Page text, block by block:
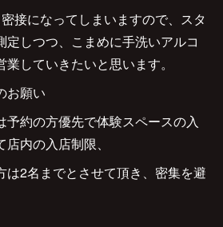
接になってしまいますので、スタ
定しつつ、こまめに手洗いアルコ
していきたいと思います。
お願い
予約の方優先で体験スペースの入
内の入店制限、
は2名までとさせて頂き、密集を避